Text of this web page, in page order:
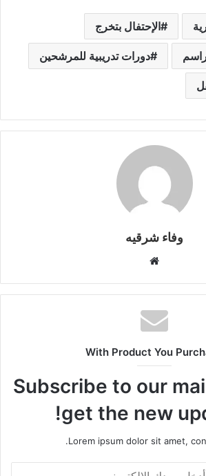
s
e
n
g
er
y
Li
n
gr
a
m
الإحتفال بتخرج
دورات تدريبية للمرشحين
وفاء شرقيه
With Product You
Subscribe to our
get the new
Lorem ipsum dolor sit amet,